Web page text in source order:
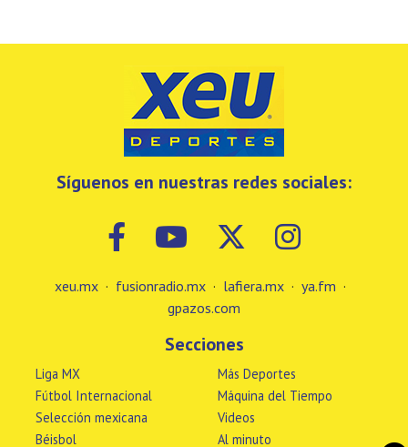
Síguenos en nuestras redes sociales:
xeu.mx · fusionradio.mx · lafiera.mx · ya.fm ·
gpazos.com
Secciones
Liga MX
Fútbol Internacional
Selección mexicana
Béisbol
Más Deportes
Máquina del Tiempo
Videos
Al minuto